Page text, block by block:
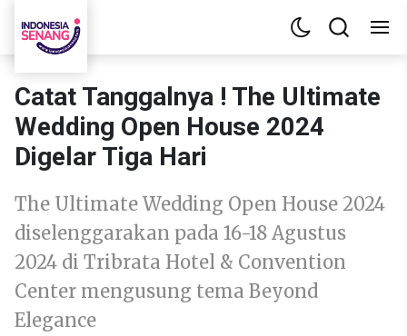
Catat Tanggalnya ! The Ultimate
Wedding Open House 2024
Digelar Tiga Hari
The Ultimate Wedding Open House 2024
diselenggarakan pada 16-18 Agustus
2024 di Tribrata Hotel & Convention
Center mengusung tema Beyond
Elegance